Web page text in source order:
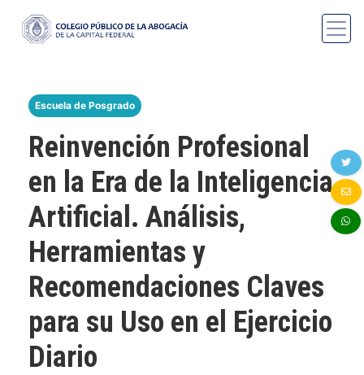
Escuela de Posgrado
Reinvención Profesional
en la Era de la Inteligencia
Artificial. Análisis,
Herramientas y
Recomendaciones Claves
para su Uso en el Ejercicio
Diario